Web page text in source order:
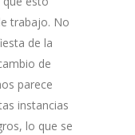
trabajo. No
de la
de
parece
instancias
lo que se